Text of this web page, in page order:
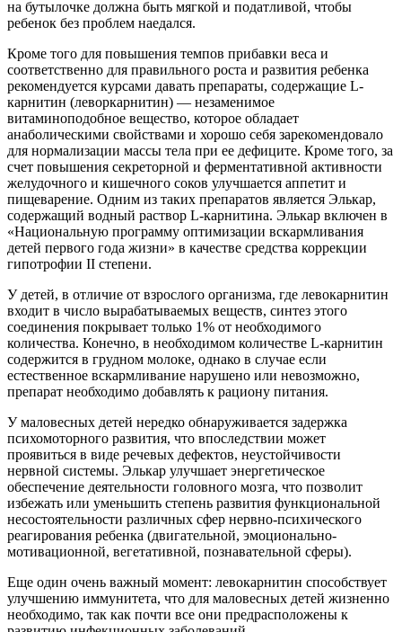
на бутылочке должна быть мягкой и податливой, чтобы
ребенок без проблем наедался.
Кроме того для повышения темпов прибавки веса и
соответственно для правильного роста и развития ребенка
рекомендуется курсами давать препараты, содержащие L-
карнитин (леворкарнитин) — незаменимое
витаминоподобное вещество, которое обладает
анаболическими свойствами и хорошо себя зарекомендовало
для нормализации массы тела при ее дефиците. Кроме того, за
счет повышения секреторной и ферментативной активности
желудочного и кишечного соков улучшается аппетит и
пищеварение. Одним из таких препаратов является Элькар,
содержащий водный раствор L-карнитина. Элькар включен в
«Национальную программу оптимизации вскармливания
детей первого года жизни» в качестве средства коррекции
гипотрофии II степени.
У детей, в отличие от взрослого организма, где левокарнитин
входит в число вырабатываемых веществ, синтез этого
соединения покрывает только 1% от необходимого
количества. Конечно, в необходимом количестве L-карнитин
содержится в грудном молоке, однако в случае если
естественное вскармливание нарушено или невозможно,
препарат необходимо добавлять к рациону питания.
У маловесных детей нередко обнаруживается задержка
психомоторного развития, что впоследствии может
проявиться в виде речевых дефектов, неустойчивости
нервной системы. Элькар улучшает энергетическое
обеспечение деятельности головного мозга, что позволит
избежать или уменьшить степень развития функциональной
несостоятельности различных сфер нервно-психического
реагирования ребенка (двигательной, эмоционально-
мотивационной, вегетативной, познавательной сферы).
Еще один очень важный момент: левокарнитин способствует
улучшению иммунитета, что для маловесных детей жизненно
необходимо, так как почти все они предрасположены к